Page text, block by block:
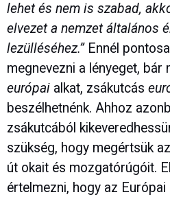
lehet és nem is szabad,
elvezet a nemzet általános
lezülléséhez.”Ennél
megnevezni a lényeget, bár
európai alkat, zsákutcás
beszélhetnénk. Ahhoz
zsákutcából
szükség, hogy megértsük
út okait és mozgatórúgóit.
értelmezni, hogy az